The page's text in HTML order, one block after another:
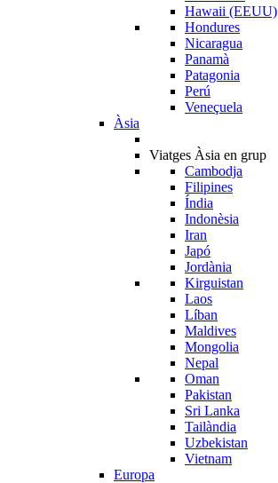
Hawaii (EEUU)
Hondures
Nicaragua
Panamà
Patagonia
Perú
Veneçuela
Àsia
Viatges Àsia en grup
Cambodja
Filipines
Índia
Indonèsia
Iran
Japó
Jordània
Kirguistan
Laos
Líban
Maldives
Mongolia
Nepal
Oman
Pakistan
Sri Lanka
Tailàndia
Uzbekistan
Vietnam
Europa